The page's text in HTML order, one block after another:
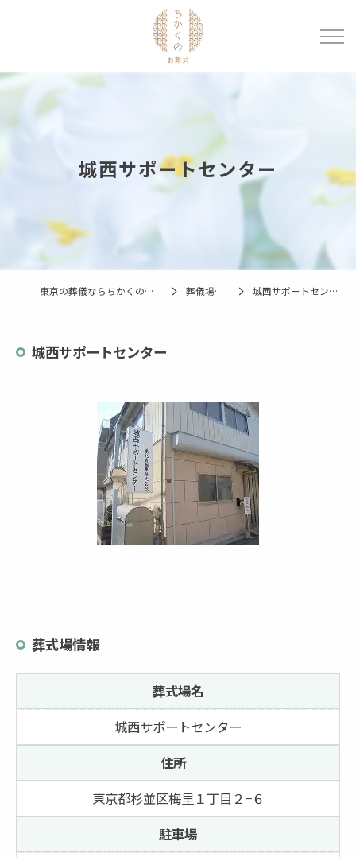
城西サポートセンター
東京の葬儀ならちかくのお葬式 葬儀場一覧 城西サポートセンター
城西サポートセンター
葬式場情報
葬式場名
城西サポートセンター
住所
東京都杉並区梅里１丁目２−６
駐車場